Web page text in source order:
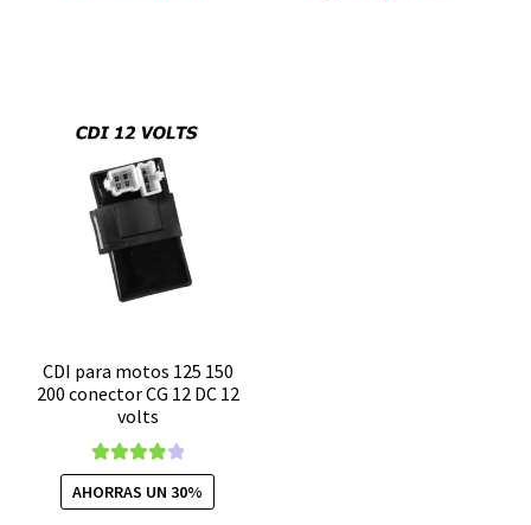
CDI para motos 125 150
200 conector CG 12 DC 12
volts
Valorado
con 4.00
AHORRAS UN 30%